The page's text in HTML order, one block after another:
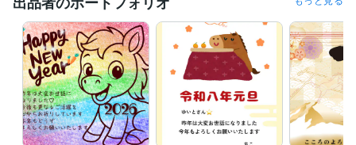
離籍中もお話出来るかも知れないので
メッセージお待ちしております✨
2026年が始まりましたね✨☘️
皆さんは今年目標はなんですか？✨
僕はココナラや物販やFX
いろいろ掲げてる目標はあります✨
ぜひ皆さんの目標を教えてください✨☘️